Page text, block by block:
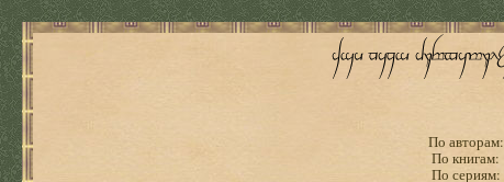
По авторам:
По книгам:
По сериям: